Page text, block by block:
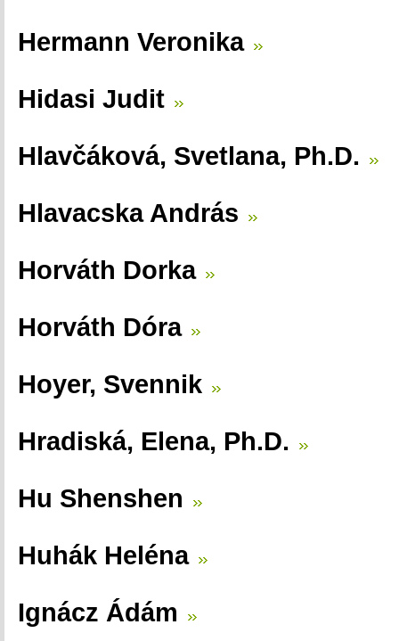
Hermann Veronika
Hidasi Judit
Hlavčáková, Svetlana, Ph.D.
Hlavacska András
Horváth Dorka
Horváth Dóra
Hoyer, Svennik
Hradiská, Elena, Ph.D.
Hu Shenshen
Huhák Heléna
Ignácz Ádám